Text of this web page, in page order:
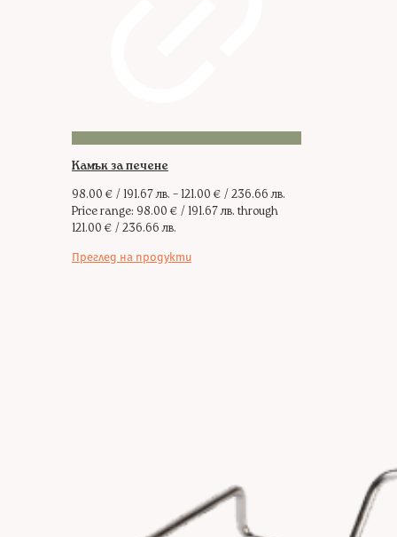
Камък за печене
98.00 € / 191.67 лв. – 121.00 € / 236.66 лв.
Price range: 98.00 € / 191.67 лв. through
121.00 € / 236.66 лв.
Преглед на продукти